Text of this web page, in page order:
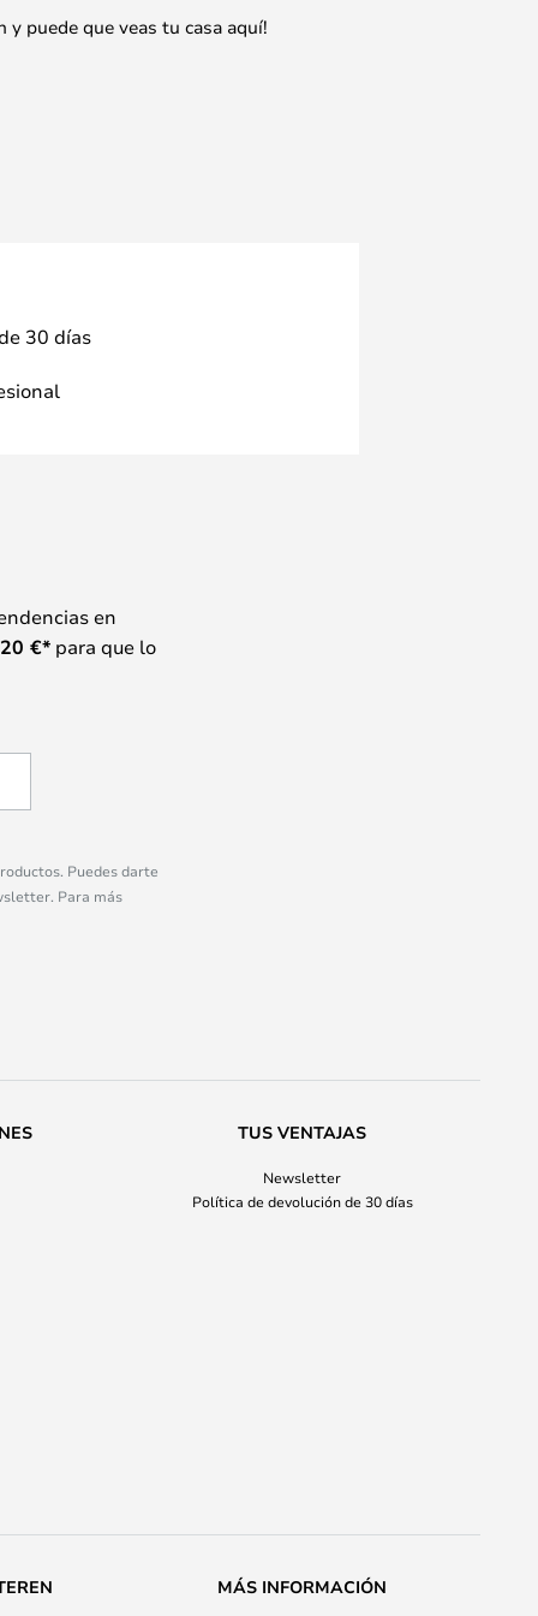
puede que veas tu casa aquí!
30 días
en
20 €*para que lo
Puedes darte
Para más
TUS VENTAJAS
Newsletter
Política de devolución de 30 días
MÁS INFORMACIÓN